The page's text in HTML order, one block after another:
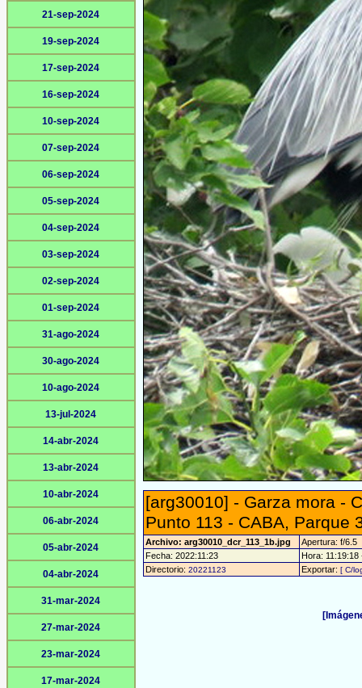
21-sep-2024
19-sep-2024
17-sep-2024
16-sep-2024
10-sep-2024
07-sep-2024
06-sep-2024
05-sep-2024
04-sep-2024
03-sep-2024
02-sep-2024
01-sep-2024
31-ago-2024
30-ago-2024
10-ago-2024
13-jul-2024
14-abr-2024
13-abr-2024
10-abr-2024
06-abr-2024
05-abr-2024
04-abr-2024
31-mar-2024
27-mar-2024
23-mar-2024
17-mar-2024
[arg30010] - Garza mora -
Punto 113 - CABA, Parque
Archivo: arg30010_dcr_113_1b.jpg
Apertura: f/6.5
Fecha: 2022:11:23
Hora:
Directorio: 20221123 Exportar: [ C/